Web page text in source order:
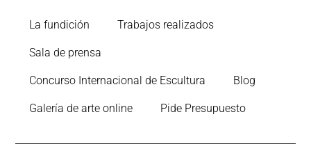
La fundición Trabajos realizados
Sala de prensa
Concurso Internacional de Escultura Blog
Galería de arte online Pide Presupuesto